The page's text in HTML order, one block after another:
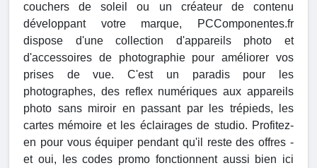
couchers de soleil ou un créateur de contenu
développant votre marque, PCComponentes.fr
dispose d'une collection d'appareils photo et
d'accessoires de photographie pour améliorer vos
prises de vue. C'est un paradis pour les
photographes, des reflex numériques aux appareils
photo sans miroir en passant par les trépieds, les
cartes mémoire et les éclairages de studio. Profitez-
en pour vous équiper pendant qu'il reste des offres -
et oui, les codes promo fonctionnent aussi bien ici